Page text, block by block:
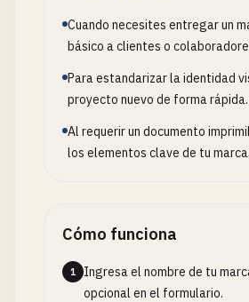
Cuando necesites entregar un
básico a clientes o
Para estandarizar la identidad
proyecto nuevo de forma rápida.
Al requerir un documento
los elementos clave de tu marca.
Cómo funciona
1
Ingresa el nombre de tu
opcional en el formulario.